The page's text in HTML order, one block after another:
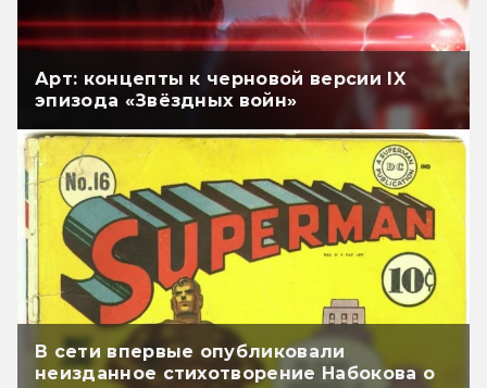
Арт: концепты к черновой версии IX
эпизода «Звёздных войн»
В сети впервые опубликовали
неизданное стихотворение Набокова о